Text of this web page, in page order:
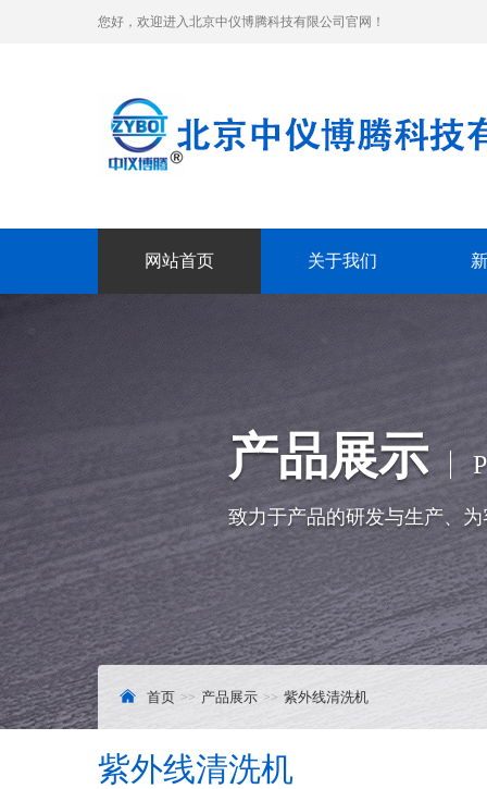
您好，欢迎进入北京中仪博腾科技有限公司官网！
网站首页 关于我们
产品展示
致力于产品的研发与生产、
首页 产品展示 紫外线清洗机
紫外线清洗机